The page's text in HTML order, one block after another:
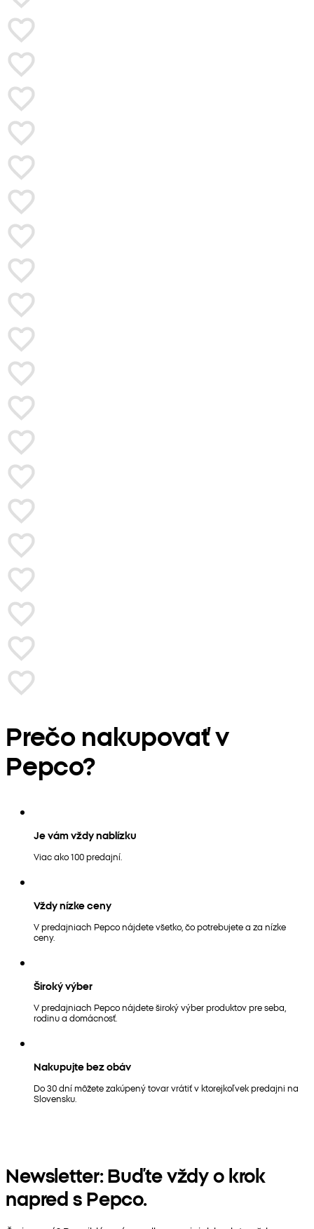
Prečo nakupovať v
Pepco?
Je vám vždy nablízku
Viac ako 100 predajní.
Vždy nízke ceny
V predajniach Pepco nájdete všetko, čo potrebujete a za nízke
ceny.
Široký výber
V predajniach Pepco nájdete široký výber produktov pre seba,
rodinu a domácnosť.
Nakupujte bez obáv
Do 30 dní môžete zakúpený tovar vrátiť v ktorejkoľvek predajni na
Slovensku.
Newsletter: Buďte vždy o krok
napred s Pepco.